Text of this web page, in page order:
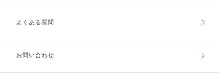
ご利用ガイドトップ
お支払方法
よくある質問
お問い合わせ